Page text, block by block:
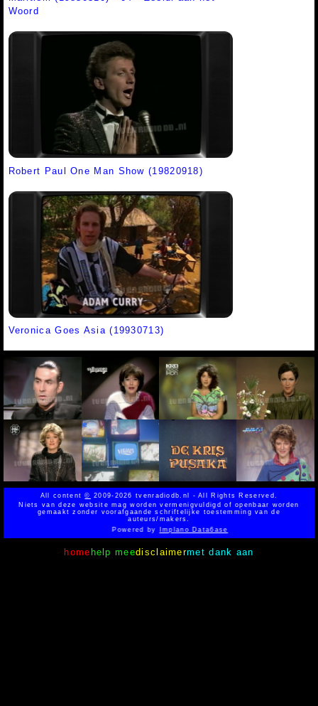
Woord
Robert Paul One Man Show (19820918)
Veronica Goes Asia (19930713)
All content© 2009-2026 tvenradiodb.nl - All Rights Reserved.
Niets van deze website mag worden vermenigvuldigd of openbaar worden
gemaakt zonder voorafgaande schriftelijke toestemming van de
auteurs/makers.
Powered byImplano Data6ase
home help meedisclaimermet dank aan